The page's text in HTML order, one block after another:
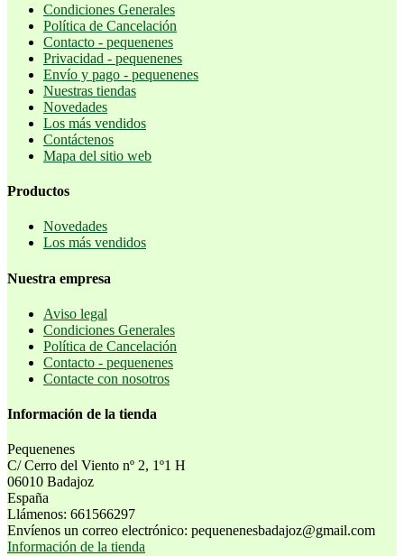
Condiciones Generales
Política de Cancelación
Contacto - pequenenes
Privacidad - pequenenes
Envío y pago - pequenenes
Nuestras tiendas
Novedades
Los más vendidos
Contáctenos
Mapa del sitio web
Productos
Novedades
Los más vendidos
Nuestra empresa
Aviso legal
Condiciones Generales
Política de Cancelación
Contacto - pequenenes
Contacte con nosotros
Información de la tienda
Pequenenes
C/ Cerro del Viento nº 2, 1º1 H
06010 Badajoz
España
Llámenos: 661566297
Envíenos un correo electrónico: pequenenesbadajoz@gmail.com
Información de la tienda